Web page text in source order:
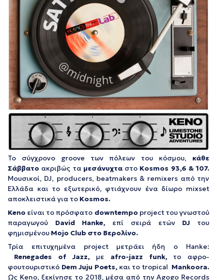
Το σύγχρονο groove των πόλεων του κόσμου, κάθε
Σάββατο ακριβώς τα μεσάνυχταστο Kosmos 93,6 & 107.
Μουσικοί, DJ, producers, beatmakers & remixers από την
Ελλάδα και το εξωτερικό, φτιάχνουν ένα δίωρο mixset
αποκλειστικά για το Kosmos.
Keno είναι το πρόσφατο downtempo project του γνωστού
παραγωγού David Hanke, επί σειρά ετών DJ του
φημισμένου Mojo Club στο Βερολίνo.
Τρία επιτυχημένα project μετράει ήδη ο Hanke:
Renegades of Jazz, με afro-jazz funk,το αφρο-
φουτουριστικό Dem Juju Poets,και το tropical Mankoora.
Ως Keno, ξεκίνησε το 2018, μέσα από την Agogo Records